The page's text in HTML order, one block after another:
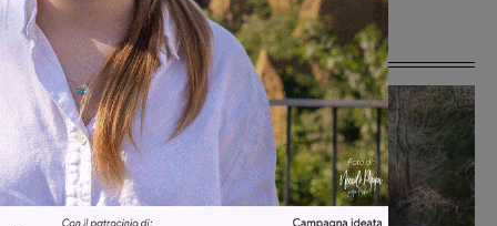
Ultime Notizie